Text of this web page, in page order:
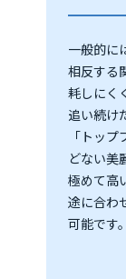
一般的に
相反する
耗しにく
追い続け
「トッ
どない美
極めて高
途に合わ
可能です。